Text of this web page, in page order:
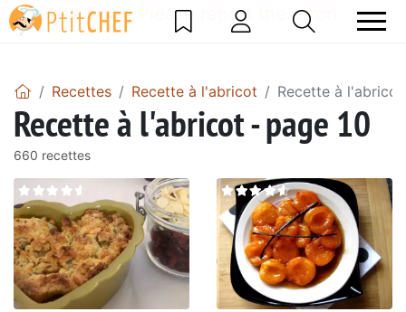
DataBase Error! Please report the error!
Recettes Recette à l'abricot Recette à
Recette à l'abricot - page 10
660 recettes